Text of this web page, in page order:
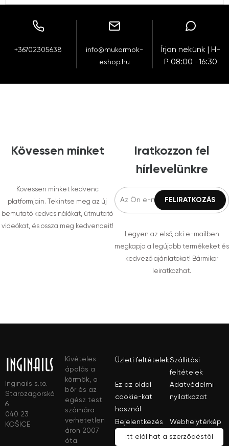
+36702305638
info@mukormok-
eshop.hu
Írjon nekünk | H-
P 08:00 -16:30
Kövessen minket
Kövessen minket kedvenc
platformjain. Tekintse meg az új
bemutató kedvcsinálókat, útmutató
videókat, és ossza meg kedvenceit!
Iratkozzon fel
hírlevelünkre
Legyen az első, aki e-mailben
megkapja a legújabb termékeket és
kedvező ajánlatokat! Bármikor
leiratkozhat.
Inginails s.r.o.
Starozagorská
6
040 23
KOŠICE
Kivételes
ápolás a
körmök, a
bőr és az
egész test
számára
verhetetlen
áron 2007
óta.
Üzleti feltételekSzállítási
feltételek
Ez az oldal
cookie-kat
használ
Adatvédelmi
nyilatkozat
Bejelentkezés Webhelytérkép
Itt elállhat a szerződéstől